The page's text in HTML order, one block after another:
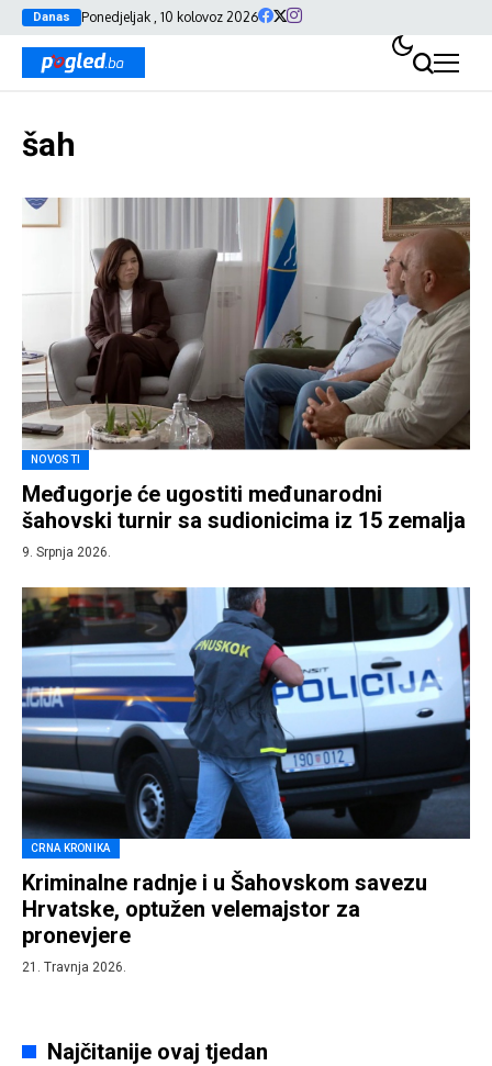
Danas Ponedjeljak , 10 kolovoz 2026
šah
NOVOSTI
Međugorje će ugostiti međunarodni
šahovski turnir sa sudionicima iz 15 zemalja
9. Srpnja 2026.
CRNA KRONIKA
Kriminalne radnje i u Šahovskom savezu
Hrvatske, optužen velemajstor za
pronevjere
21. Travnja 2026.
Najčitanije ovaj tjedan